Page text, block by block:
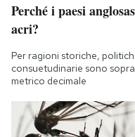
Perché i paesi
acri?
Per ragioni storiche,
consuetudinarie sono
metrico decimale